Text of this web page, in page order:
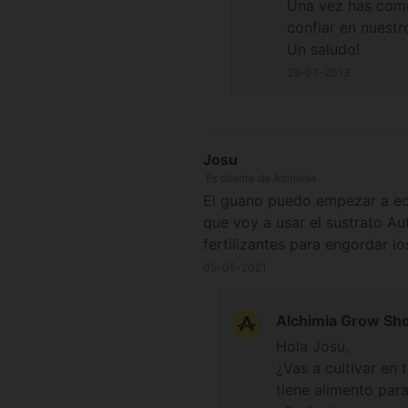
Una vez has
confiar en
Un saludo!
Josu
El guano puedo empezar a
que voy a usar el sustrato
fertilizantes para engordar
Alchimia Grow